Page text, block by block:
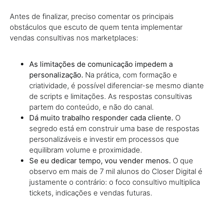
Antes de finalizar, preciso comentar os principais
obstáculos que escuto de quem tenta implementar
vendas consultivas nos marketplaces:
As limitações de comunicação impedem a
personalização. Na prática, com formação e
criatividade, é possível diferenciar-se mesmo diante
de scripts e limitações. As respostas consultivas
partem do conteúdo, e não do canal.
Dá muito trabalho responder cada cliente. O
segredo está em construir uma base de respostas
personalizáveis e investir em processos que
equilibram volume e proximidade.
Se eu dedicar tempo, vou vender menos. O que
observo em mais de 7 mil alunos do Closer Digital é
justamente o contrário: o foco consultivo multiplica
tickets, indicações e vendas futuras.